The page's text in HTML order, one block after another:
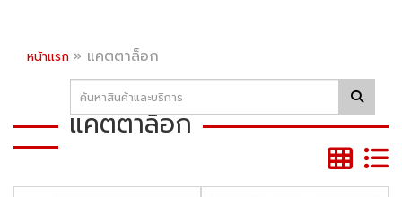
หน้าแรก » แคตตาล็อก
แคตตาล็อก